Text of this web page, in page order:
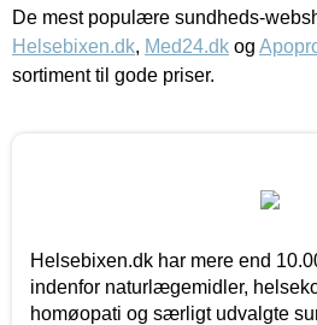
De mest populære sundheds-
Helsebixen.dk, Med24.dk og
sortiment til gode priser.
Helsebixen.dk har mere end
indenfor naturlægemidler,
homøopati og særligt udvalgte